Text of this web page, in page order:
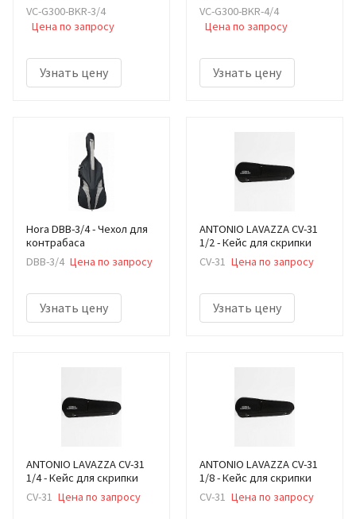
VC-G300-BKR-3/4
Цена по запросу
Узнать цену
VC-G300-BKR-4/4
Цена по запросу
Узнать цену
Hora DBB-3/4 - Чехол для
контрабаса
DBB-3/4 Цена по запросу
Узнать цену
ANTONIO LAVAZZA CV-31
1/2 - Кейс для скрипки
CV-31 Цена по запросу
Узнать цену
ANTONIO LAVAZZA CV-31
1/4 - Кейс для скрипки
CV-31 Цена по запросу
ANTONIO LAVAZZA CV-31
1/8 - Кейс для скрипки
CV-31 Цена по запросу